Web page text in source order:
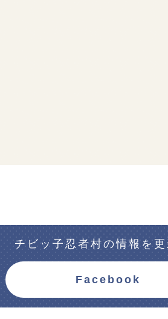
チビッ子忍者村の情報を
Facebook